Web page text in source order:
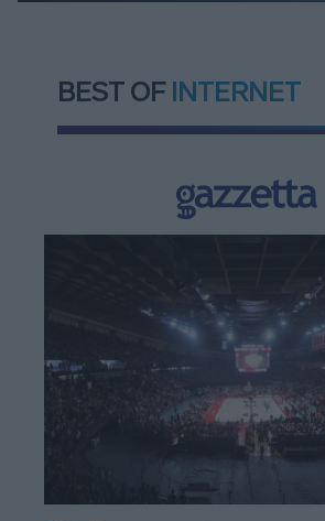
BEST OF INTERNET